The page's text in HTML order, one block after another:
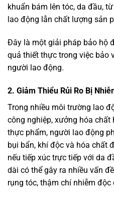
khuẩn bám lên tóc, da đầu,
lao động lẫn chất lượng sản
Đây là một giải pháp bảo hộ
quả thiết thực trong việc bảo
người lao động.
2. Giảm Thiểu Rủi Ro Bị
Trong nhiều môi trường lao
công nghiệp, xưởng hóa chất
thực phẩm, người lao động
bụi bẩn, khí độc và hóa chất
nếu tiếp xúc trực tiếp với da
dài có thể gây ra nhiều vấn
rụng tóc, thậm chí nhiễm độc